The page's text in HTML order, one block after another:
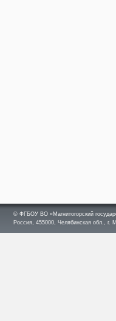
© ФГБОУ ВО «Магнитогорский
Россия, 455000, Челябинская обл., г.